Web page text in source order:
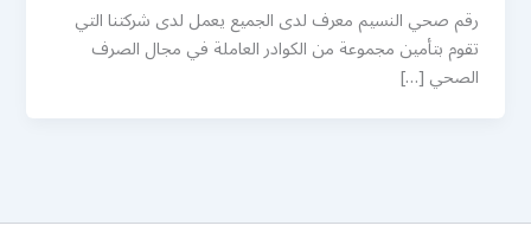
رقم صحي النسيم معرف لدى الجميع يعمل لدى شركتنا التي
تقوم بتأمين مجموعة من الكوادر العاملة في مجال الصرف
الصحي […]